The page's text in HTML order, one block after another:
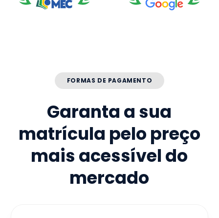
FORMAS DE PAGAMENTO
Garanta a sua
matrícula pelo preço
mais acessível do
mercado